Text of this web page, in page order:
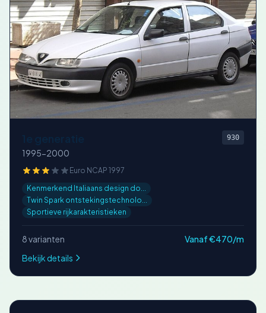
1995-2000
930
Euro NCAP 1997
Kenmerkend Italiaans design do...
Twin Spark ontstekingstechnolo...
Sportieve rijkarakteristieken
8 varianten
Vanaf €470/m
Bekijk details